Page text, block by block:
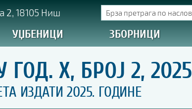
2, 18105 Ниш
УЏБЕНИЦИ ЗБОРНИЦИ
X, БРОЈ 2, 2025
ИЗДАТИ 2025. ГОДИНЕ